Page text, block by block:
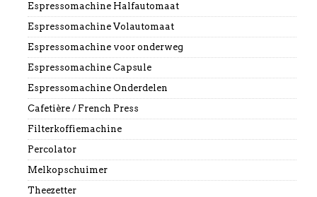
Espressomachine Halfautomaat
Espressomachine Volautomaat
Espressomachine voor onderweg
Espressomachine Capsule
Espressomachine Onderdelen
Cafetière / French Press
Filterkoffiemachine
Percolator
Melkopschuimer
Theezetter